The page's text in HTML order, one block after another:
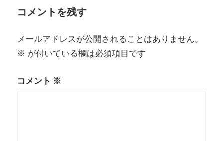
ビ
ゲ
ー
シ
コメントを残す
メールアドレスが公開されることはありません。
※ が付いている欄は必須項目です
コメント ※